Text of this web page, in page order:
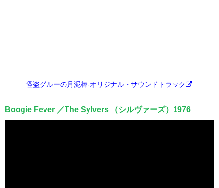
怪盗グルーの月泥棒-オリジナル・サウンドトラック
Boogie Fever ／The Sylvers （シルヴァーズ）1976